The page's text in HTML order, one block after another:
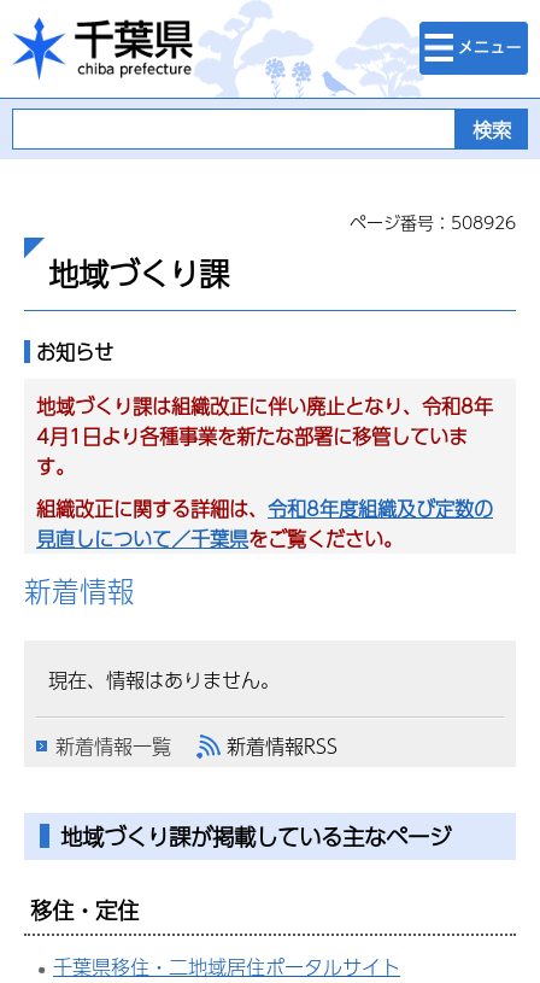
千葉県
検索・メニュ
ー
ページ番号：508926
地域づくり課
お知らせ
地域づくり課は組織改正に伴い廃止となり、令和8年
4月1日より各種事業を新たな部署に移管していま
す。
組織改正に関する詳細は、 令和8年度組織及び定数の
見直しについて／千葉県をご覧ください。
新着情報
現在、情報はありません。
新着情報一覧 新着情報RSS
地域づくり課が掲載している主なページ
移住・定住
千葉県移住・二地域居住ポータルサイト